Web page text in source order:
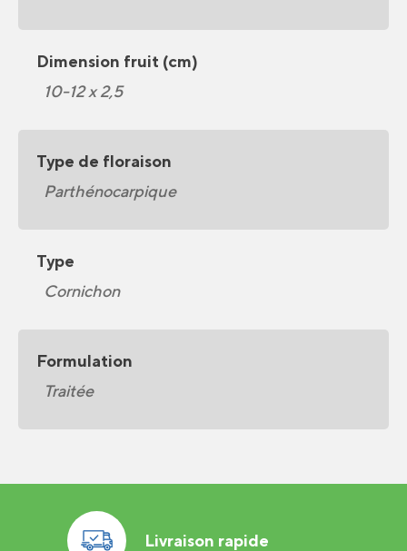
Dimension fruit (cm)
10-12 x 2,5
Type de floraison
Parthénocarpique
Type
Cornichon
Formulation
Traitée
Livraison rapide